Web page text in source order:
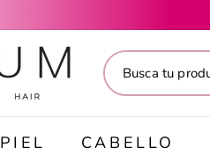
PIEL CABELLO